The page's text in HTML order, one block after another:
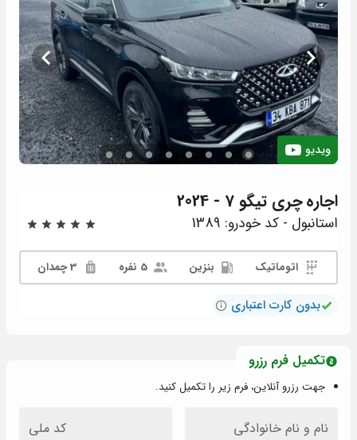
ویدیو
اجارهچری تیگو 7 - 2024
استانبول - کد خودرو: 1389
اتوماتیک بنزین 5 نفره
بدون کارت اعتباری
تکمیل فرم رزرو
جهت رزرو آنلاین، فرم زیر را تکمیل کنید.
نام و نام خانوادگی کد ملی